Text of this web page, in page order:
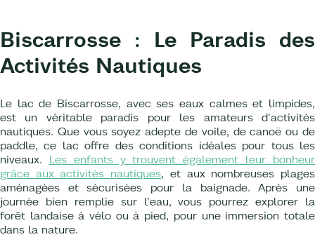
Biscarrosse : Le Paradis des
Activités Nautiques
Le lac de Biscarrosse, avec ses eaux calmes et limpides,
est un véritable paradis pour les amateurs d'activités
nautiques. Que vous soyez adepte de voile, de canoë ou de
paddle, ce lac offre des conditions idéales pour tous les
niveaux. Les enfants y trouvent également leur bonheur
grâce aux activités nautiques, et aux nombreuses plages
aménagées et sécurisées pour la baignade. Après une
journée bien remplie sur l'eau, vous pourrez explorer la
forêt landaise à vélo ou à pied, pour une immersion totale
dans la nature.